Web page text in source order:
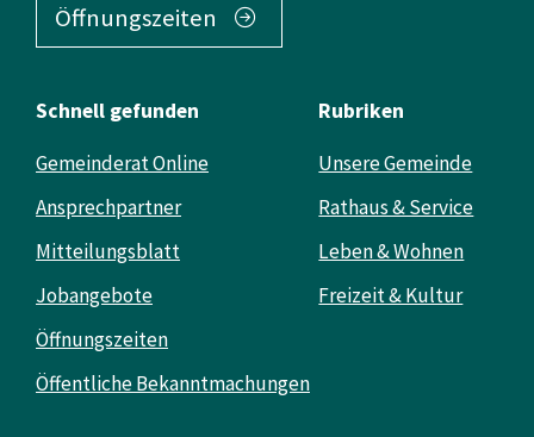
Öffnungszeiten
Schnell gefunden
Gemeinderat Online
Ansprechpartner
Mitteilungsblatt
Jobangebote
Öffnungszeiten
Öffentliche Bekanntmachungen
Rubriken
Unsere Gemeinde
Rathaus & Service
Leben & Wohnen
Freizeit & Kultur